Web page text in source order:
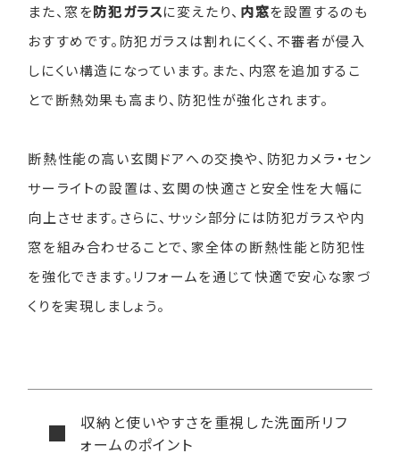
また、窓を防犯ガラスに変えたり、 内窓を設置するのも
おすすめです。防犯ガラスは割れにくく、不審者が侵入
しにくい構造になっています。また、内窓を追加するこ
とで断熱効果も高まり、防犯性が強化されます。
断熱性能の高い玄関ドアへの交換や、防犯カメラ・セン
サーライトの設置は、玄関の快適さと安全性を大幅に
向上させます。さらに、サッシ部分には防犯ガラスや内
窓を組み合わせることで、家全体の断熱性能と防犯性
を強化できます。リフォームを通じて快適で安心な家づ
くりを実現しましょう。
収納と使いやすさを重視した洗面所リフ
ォームのポイント